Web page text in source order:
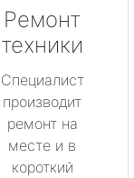
Ремонт
техники
Специалист
производит
ремонт на
месте и в
короткий